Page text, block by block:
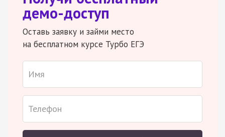
демо-доступ
Оставь заявку и займи место
на бесплатном курсе Турбо ЕГЭ